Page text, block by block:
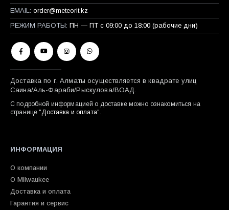
EMAIL: order@meteorit.kz
РЕЖИМ РАБОТЫ: ПН — ПТ с 09:00 до 18:00 (рабочие дни)
Доставка по г. Алматы осуществляется в квадрате улиц
Саина/Аль-Фараби/Рыскулова/ВОАД.
С подробной информацией о доставке можно ознакомиться на
странице " Доставка и оплата".
ИНФОРМАЦИЯ
О компании
О Milwaukee
Доставка и оплата
Гарантия и сервис